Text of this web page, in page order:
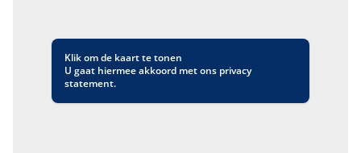
Klik om de kaart te tonen
U gaat hiermee akkoord met ons privacy
statement.